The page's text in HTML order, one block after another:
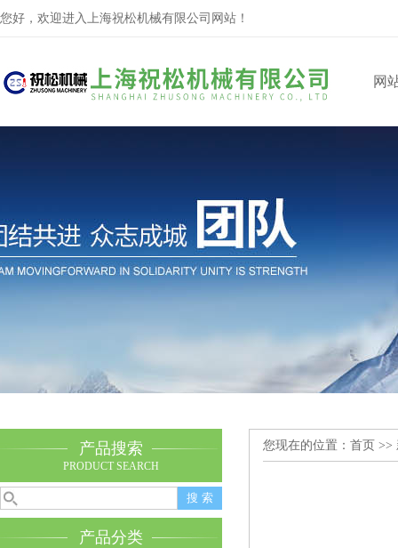
您好，欢迎进入上海祝松机械有限公司网站！
网
产品搜索
PRODUCT SEARCH
产品分类
您现在的位置： 首页 >>